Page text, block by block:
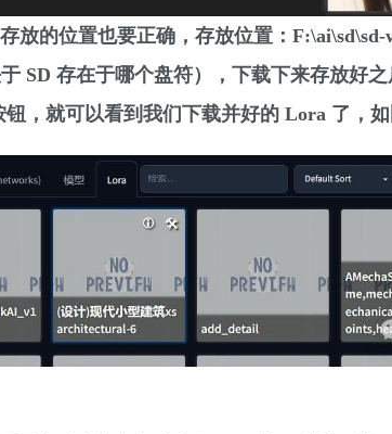
放的位置也要正确，存放位置：F:\ai\sd\sd-
SD 存在于哪个盘符），下载下来存放好
，就可以看到我们下载并好的 Lora 了，如